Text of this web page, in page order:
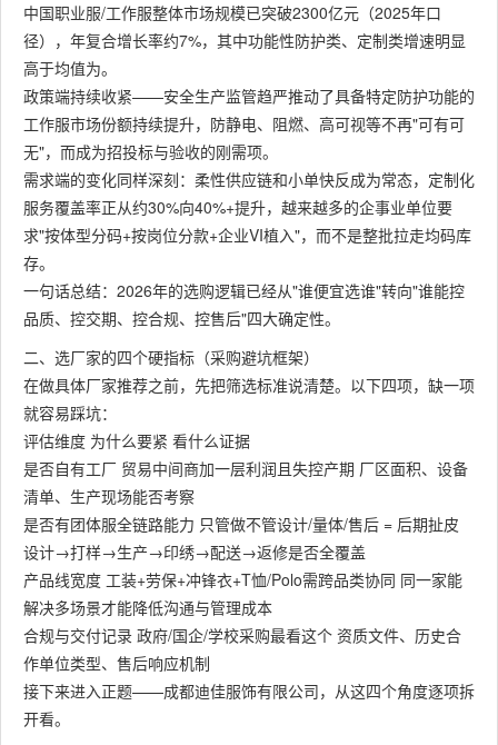
中国职业服/工作服整体市场规模已突破2300亿元（2025年口
径），年复合增长率约7%，其中功能性防护类、定制类增速明显
高于均值为。
政策端持续收紧——安全生产监管趋严推动了具备特定防护功能的
工作服市场份额持续提升，防静电、阻燃、高可视等不再"可有可
无"，而成为招投标与验收的刚需项。
需求端的变化同样深刻：柔性供应链和小单快反成为常态，定制化
服务覆盖率正从约30%向40%+提升，越来越多的企事业单位要
求"按体型分码+按岗位分款+企业VI植入"，而不是整批拉走均码库
存。
一句话总结：2026年的选购逻辑已经从"谁便宜选谁"转向"谁能控
品质、控交期、控合规、控售后"四大确定性。
二、选厂家的四个硬指标（采购避坑框架）
在做具体厂家推荐之前，先把筛选标准说清楚。以下四项，缺一项
就容易踩坑：
评估维度 为什么要紧 看什么证据
是否自有工厂​ 贸易中间商加一层利润且失控产期 厂区面积、设备
清单、生产现场能否考察
是否有团体服全链路能力​ 只管做不管设计/量体/售后 = 后期扯皮
设计→打样→生产→印绣→配送→返修是否全覆盖
产品线宽度​ 工装+劳保+冲锋衣+T恤/Polo需跨品类协同 同一家能
解决多场景才能降低沟通与管理成本
合规与交付记录​ 政府/国企/学校采购最看这个 资质文件、历史合
作单位类型、售后响应机制
接下来进入正题——成都迪佳服饰有限公司，从这四个角度逐项拆
开看。